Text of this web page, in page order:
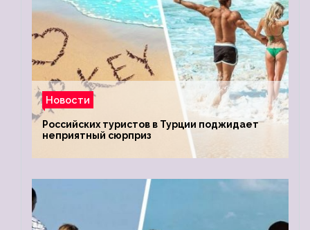
Новости
Российских туристов в Турции поджидает
неприятный сюрприз